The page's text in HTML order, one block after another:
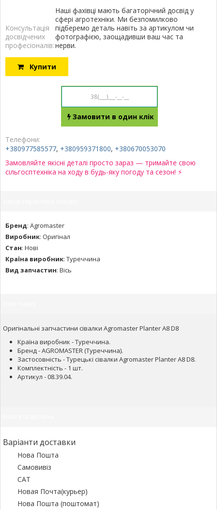
Консультація
досвідчених
професіоналів:
Наші фахівці мають багаторічний досвід у
сфері агротехніки. Ми безпомилково
підберемо деталь навіть за артикулом чи
фотографією, заощадивши ваш час та
нерви.
Купити
Замовити в один клік
Телефони:
+380977585577, +380959371800, +380670053070
Замовляйте якісні деталі просто зараз — тримайте свою
сільгосптехніка на ходу в будь-яку погоду та сезон! ⚡
Бренд: Agromaster
Виробник: Оригінал
Стан: Нові
Країна виробник: Туреччина
Вид запчастин: Вісь
Оригінальні запчастини сівалки Agromaster Planter A8 D8
Країна виробник - Туреччина.
Бренд - AGROMASTER (Туреччина).
Застосовність - Турецькі сівалки Agromaster Planter A8 D8.
Комплектність - 1 шт.
Артикул - 08.39.04.
Варіанти доставки
Нова Пошта
Самовивіз
САТ
Новая Почта(курьер)
Нова Пошта (поштомат)